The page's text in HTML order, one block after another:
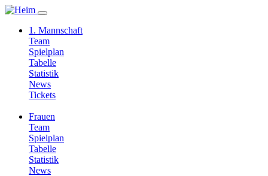
1. Mannschaft
Team
Spielplan
Tabelle
Statistik
News
Tickets
Frauen
Team
Spielplan
Tabelle
Statistik
News